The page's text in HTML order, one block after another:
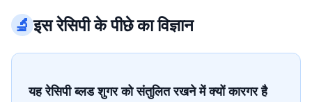
🔬इस रेसिपी के पीछे का विज्ञान
यह रेसिपी ब्लड शुगर को संतुलित रखने में क्यों कारगर है